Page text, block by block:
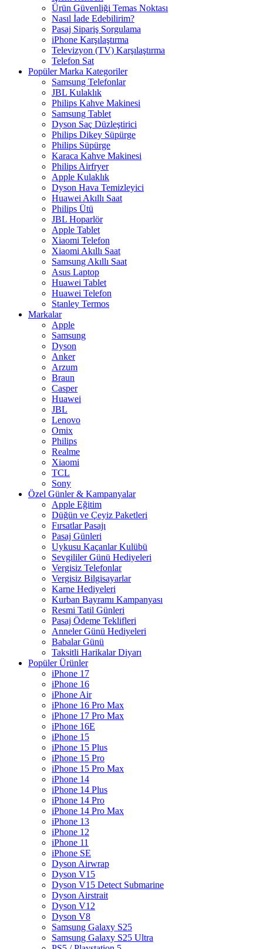
Ürün Güvenliği Temas Noktası
Nasıl İade Edebilirim?
Pasaj Sipariş Sorgulama
iPhone Karşılaştırma
Televizyon (TV) Karşılaştırma
Telefon Sat
Popüler Marka Kategoriler
Samsung Telefonlar
JBL Kulaklık
Philips Kahve Makinesi
Samsung Tablet
Dyson Saç Düzleştirici
Philips Dikey Süpürge
Philips Süpürge
Karaca Kahve Makinesi
Philips Airfryer
Apple Kulaklık
Dyson Hava Temizleyici
Huawei Akıllı Saat
Philips Ütü
JBL Hoparlör
Apple Tablet
Xiaomi Telefon
Xiaomi Akıllı Saat
Samsung Akıllı Saat
Asus Laptop
Huawei Tablet
Huawei Telefon
Stanley Termos
Markalar
Apple
Samsung
Dyson
Anker
Arzum
Braun
Casper
Huawei
JBL
Lenovo
Omix
Philips
Realme
Xiaomi
TCL
Sony
Özel Günler & Kampanyalar
Apple Eğitim
Düğün ve Çeyiz Paketleri
Fırsatlar Pasajı
Pasaj Günleri
Uykusu Kaçanlar Kulübü
Sevgililer Günü Hediyeleri
Vergisiz Telefonlar
Vergisiz Bilgisayarlar
Karne Hediyeleri
Kurban Bayramı Kampanyası
Resmi Tatil Günleri
Pasaj Ödeme Teklifleri
Anneler Günü Hediyeleri
Babalar Günü
Taksitli Harikalar Diyarı
Popüler Ürünler
iPhone 17
iPhone 16
iPhone Air
iPhone 16 Pro Max
iPhone 17 Pro Max
iPhone 16E
iPhone 15
iPhone 15 Plus
iPhone 15 Pro
iPhone 15 Pro Max
iPhone 14
iPhone 14 Plus
iPhone 14 Pro
iPhone 14 Pro Max
iPhone 13
iPhone 12
iPhone 11
iPhone SE
Dyson Airwrap
Dyson V15
Dyson V15 Detect Submarine
Dyson Airstrait
Dyson V12
Dyson V8
Samsung Galaxy S25
Samsung Galaxy S25 Ultra